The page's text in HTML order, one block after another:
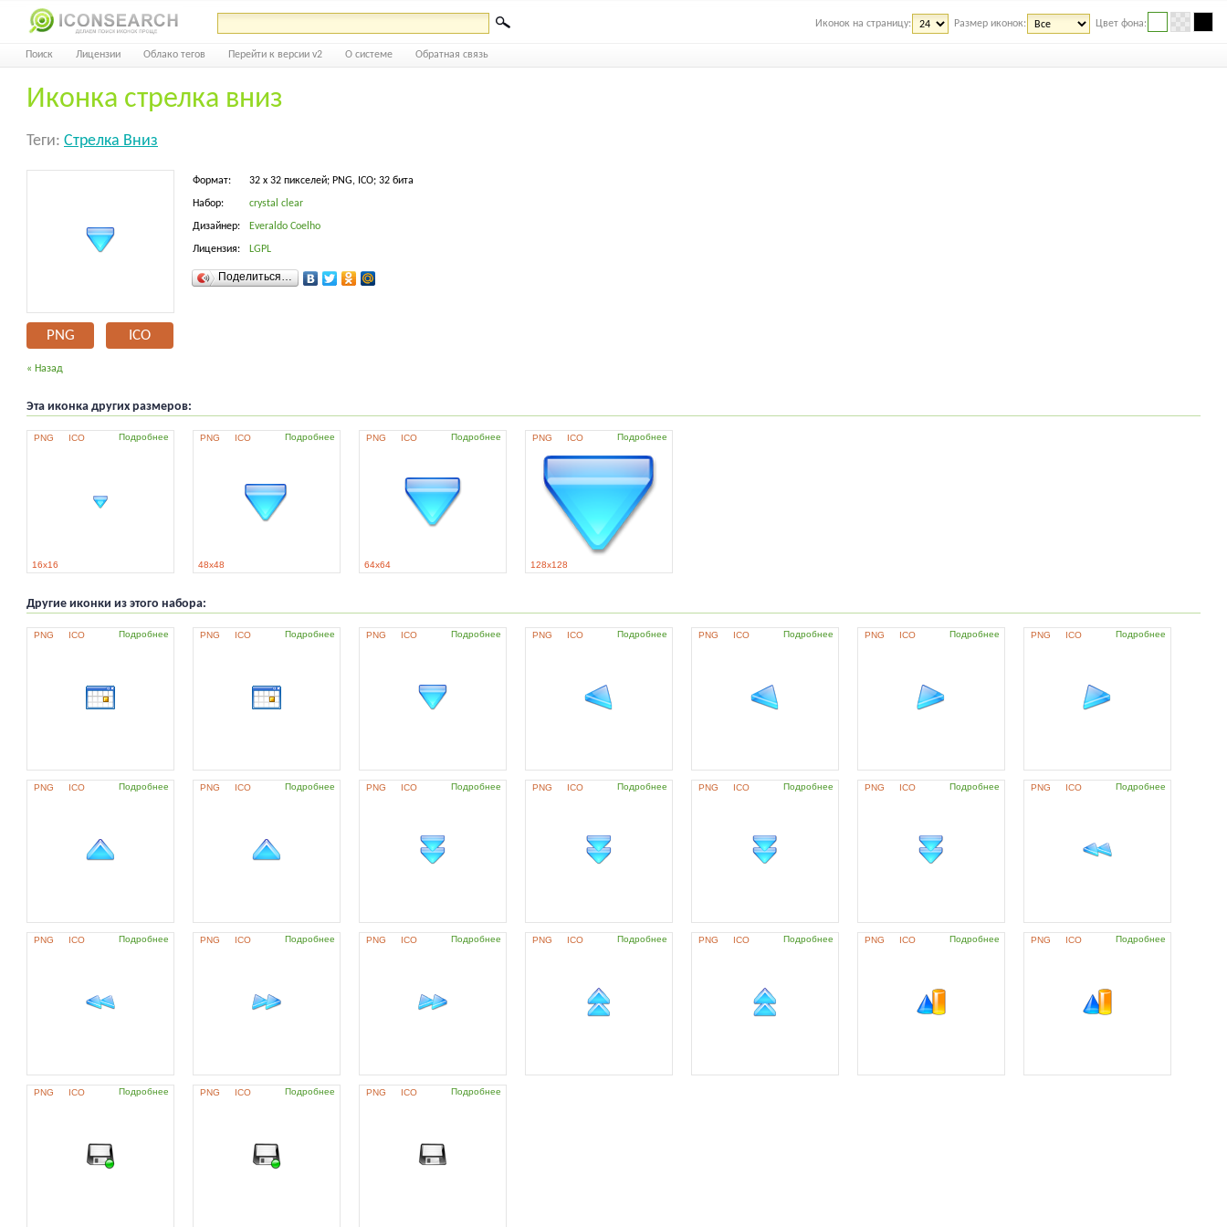
Иконок на страницу: Размер иконок: Цвет фона:
Поиск Лицензии Облако тегов Перейти к версии v2 О системе Обратная связь
Иконка стрелка вниз
Теги: Стрелка Вниз
PNG ICO
Формат: 32 x 32 пикселей; PNG, ICO; 32 бита
Набор: crystal clear
Дизайнер: Everaldo Coelho
Лицензия: LGPL
Поделиться…
« Назад
Эта иконка других размеров:
PNG ICO Подробнее
16x16
PNG ICO Подробнее
48x48
PNG ICO Подробнее
64x64
PNG ICO Подробнее
128x128
Другие иконки из этого набора:
PNG ICO Подробнее PNG ICO Подробнее PNG ICO Подробнее PNG ICO Подробнее PNG ICO Подробнее PNG ICO Подробнее PNG ICO Подробнее
PNG ICO Подробнее PNG ICO Подробнее PNG ICO Подробнее PNG ICO Подробнее PNG ICO Подробнее PNG ICO Подробнее PNG ICO Подробнее
PNG ICO Подробнее PNG ICO Подробнее PNG ICO Подробнее PNG ICO Подробнее PNG ICO Подробнее PNG ICO Подробнее PNG ICO Подробнее
PNG ICO Подробнее PNG ICO Подробнее PNG ICO Подробнее